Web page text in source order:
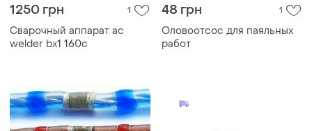
1250 грн 1
Сварочный аппарат ac
welder bx1 160с
48 грн 1
Оловоотсос для паяльных
работ